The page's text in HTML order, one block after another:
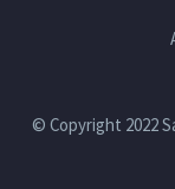
© Copyright 2022